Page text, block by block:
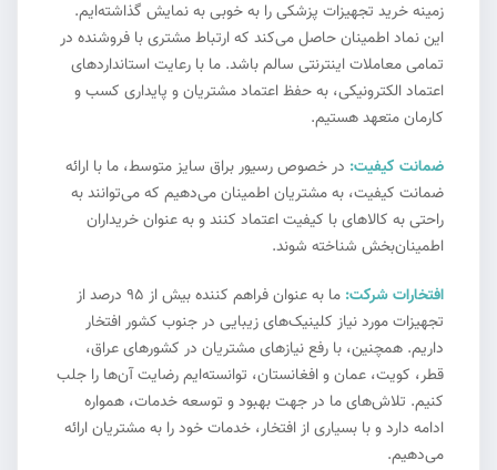
زمینه خرید تجهیزات پزشکی را به خوبی به نمایش گذاشته‌ایم.
این نماد اطمینان حاصل می‌کند که ارتباط مشتری با فروشنده در
تمامی معاملات اینترنتی سالم باشد. ما با رعایت استانداردهای
اعتماد الکترونیکی، به حفظ اعتماد مشتریان و پایداری کسب و
کارمان متعهد هستیم.
ضمانت کیفیت: در خصوص رسیور براق سایز متوسط، ما با ارائه
ضمانت کیفیت، به مشتریان اطمینان می‌دهیم که می‌توانند به
راحتی به کالاهای با کیفیت اعتماد کنند و به عنوان خریداران
اطمینان‌بخش شناخته شوند.
افتخارات شرکت:
ما به عنوان فراهم کننده بیش از ۹۵ درصد از
تجهیزات مورد نیاز کلینیک‌های زیبایی در جنوب کشور افتخار
داریم. همچنین، با رفع نیازهای مشتریان در کشورهای عراق،
قطر، کویت، عمان و افغانستان، توانسته‌ایم رضایت آن‌ها را جلب
کنیم. تلاش‌های ما در جهت بهبود و توسعه خدمات، همواره
ادامه دارد و با بسیاری از افتخار، خدمات خود را به مشتریان ارائه
می‌دهیم.